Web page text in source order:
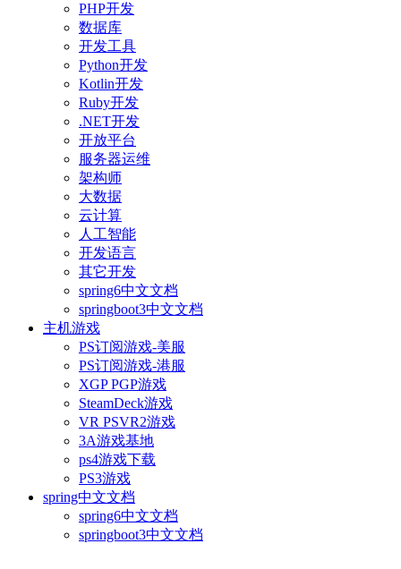
PHP开发
数据库
开发工具
Python开发
Kotlin开发
Ruby开发
.NET开发
开放平台
服务器运维
架构师
大数据
云计算
人工智能
开发语言
其它开发
spring6中文文档
springboot3中文文档
主机游戏
PS订阅游戏-美服
PS订阅游戏-港服
XGP PGP游戏
SteamDeck游戏
VR PSVR2游戏
3A游戏基地
ps4游戏下载
PS3游戏
spring中文文档
spring6中文文档
springboot3中文文档